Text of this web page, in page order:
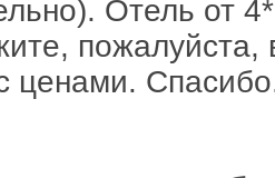
Отель от
пожалуйста,
ценами.